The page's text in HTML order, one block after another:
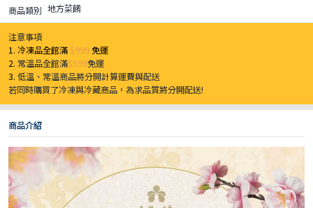
商品類別 地方菜餚
注意事項
1. 冷凍品全館滿 $999免運
2. 常溫品全館滿$599免運
3.低溫、常溫商品將分開計算運費與配送
若同時購買了冷凍與冷藏商品，為求品質將分開配送!
商品介紹